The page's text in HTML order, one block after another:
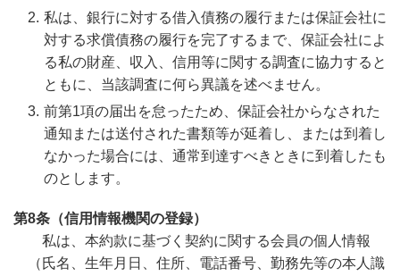
私は、銀行に対する借入債務の履行または保証会社に
対する求償債務の履行を完了するまで、保証会社によ
る私の財産、収入、信用等に関する調査に協力すると
ともに、当該調査に何ら異議を述べません。
前第1項の届出を怠ったため、保証会社からなされた
通知または送付された書類等が延着し、または到着し
なかった場合には、通常到達すべきときに到着したも
のとします。
第8条（信用情報機関の登録）
私は、本約款に基づく契約に関する会員の個人情報
（氏名、生年月日、住所、電話番号、勤務先等の本人識